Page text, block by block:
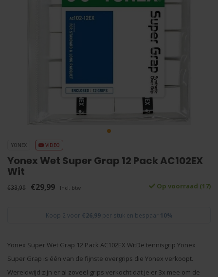
YONEX VIDEO
Yonex Wet Super Grap 12 Pack AC102EX
Wit
€33,99 €29,99 Incl. btw Op voorraad (17)
Koop 2 voor €26,99per stuk en bespaar 10%
Yonex Super Wet Grap 12 Pack AC102EX WitDe tennisgrip Yonex
Super Grap is één van de fijnste overgrips die Yonex verkoopt.
Wereldwijd zijn er al zoveel grips verkocht dat je er 3x mee om de